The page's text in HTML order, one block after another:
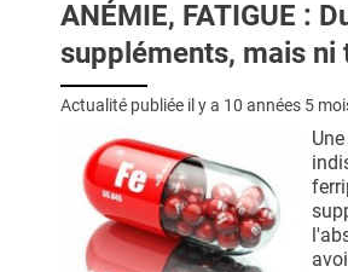
ANÉMIE, FATIGUE :
suppléments, mais
Actualité publiée il y a 10 années 5